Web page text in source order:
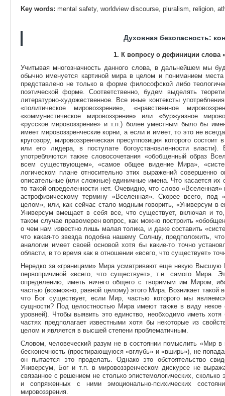
Key words: mental safety, worldview discourse, pluralism, religion,
Духовная безопасность:
1. К вопросу о дефиниции слова
Учитывая многозначность данного слова, в дальнейшем мы
обычно именуется картиной мира в целом и пониманием
представлено не только в форме философской либо
поэтической форме. Соответственно, будем выделять
литературно-художественное. Все иные контексты
«политическое мировоззрение», «нравственное
«коммунистическое мировоззрение» или «буржуазное
«русское мировоззрение» и т.п.) более уместным было бы
имеет мировоззренческие корни, а если и имеет, то это не
кругозору, мировоззренческая пресуппозиция которого
или его лидера, в постулате богоустановленности
употребляются также словосочетания «обобщенный образ
всем существующем», «самое общее видение Мира»,
логическом плане относительно этих выражений совершенно
описательные (или сложные) единичные имена. Что касается их
то такой определенности нет. Очевидно, что слово «Вселенная»
астрофизическому термину «Вселенная». Скорее всего,
целом», или, как сейчас стало модным говорить, «Универсум в
Универсум вмещает в себя все, что существует, включая и
таком случае правомерен вопрос, как можно построить
о чем нам известно лишь малая толика, и даже составить
что какая-то звезда подобна нашему Солнцу, предположить,
аналогии имеет своей основой хотя бы какие-то точно
области, в то время как в отношении «всего, что существует»
Нередко за «границами» Мира усматривают еще некую Высшую
первопричиной «всего, что существует», т.е. самого
определению, иметь ничего общего с творимым им Миром,
частью (возможно, равной целому) этого Мира. Возникает
что Бог существует, если Мир, частью которого мы
сущности? Под целостностью Мира имеют также в виду некое
уровней). Чтобы выявить это единство, необходимо иметь
частях предполагает известными хотя бы некоторые из
целом и является в высшей степени проблематичным.
Словом, человеческий разум не в состоянии помыслить «Мир в
бесконечность (простирающуюся «вглубь» и «вширь»), не
он пытается это проделать. Однако это обстоятельство
Универсум, Бог и т.п. в мировоззренческом дискурсе не
связанное с решением не столько эпистемологических,
и сопряженных с ними эмоционально-психических
мировоззрения.